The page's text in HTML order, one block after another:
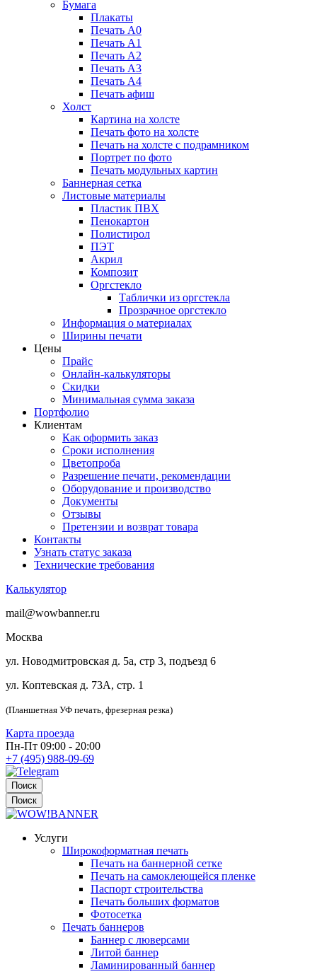
Бумага
Плакаты
Печать А0
Печать А1
Печать А2
Печать А3
Печать А4
Печать афиш
Холст
Картина на холсте
Печать фото на холсте
Печать на холсте с подрамником
Портрет по фото
Печать модульных картин
Баннерная сетка
Листовые материалы
Пластик ПВХ
Пенокартон
Полистирол
ПЭТ
Акрил
Композит
Оргстекло
Таблички из оргстекла
Прозрачное оргстекло
Информация о материалах
Ширины печати
Цены
Прайс
Онлайн-калькуляторы
Скидки
Минимальная сумма заказа
Портфолио
Клиентам
Как оформить заказ
Сроки исполнения
Цветопроба
Разрешение печати, рекомендации
Оборудование и производство
Документы
Отзывы
Претензии и возврат товара
Контакты
Узнать статус заказа
Технические требования
Калькулятор
mail@wowbanner.ru
Москва
ул. Новодмитровская д. 5а, стр 3, подъезд 6
ул. Коптевская д. 73А, стр. 1
(Планшетная УФ печать, фрезерная резка)
Карта проезда
Пн-Пт 09:00 - 20:00
+7 (495) 988-09-69
Поиск
Поиск
Услуги
Широкоформатная печать
Печать на баннерной сетке
Печать на самоклеющейся пленке
Паспорт строительства
Печать больших форматов
Фотосетка
Печать баннеров
Баннер с люверсами
Литой баннер
Ламинированный баннер